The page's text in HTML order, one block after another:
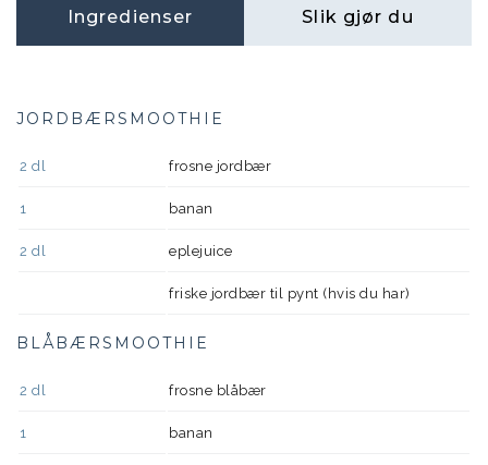
Ingredienser Slik gjør du
JORDBÆRSMOOTHIE
2 dl frosne jordbær
1 banan
2 dl eplejuice
friske jordbær til pynt (hvis du har)
BLÅBÆRSMOOTHIE
2 dl frosne blåbær
1 banan